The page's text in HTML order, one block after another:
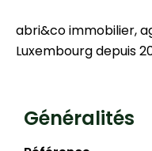
abri&co immobilier,
Luxembourg depuis
Généralités